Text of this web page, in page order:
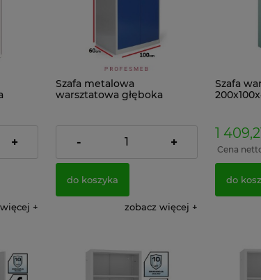
+
Szafa metalowa
warsztatowa głęboka
1 755,00 zł
- +
do koszyka
zobacz więcej
Szafa
1
Cena
do